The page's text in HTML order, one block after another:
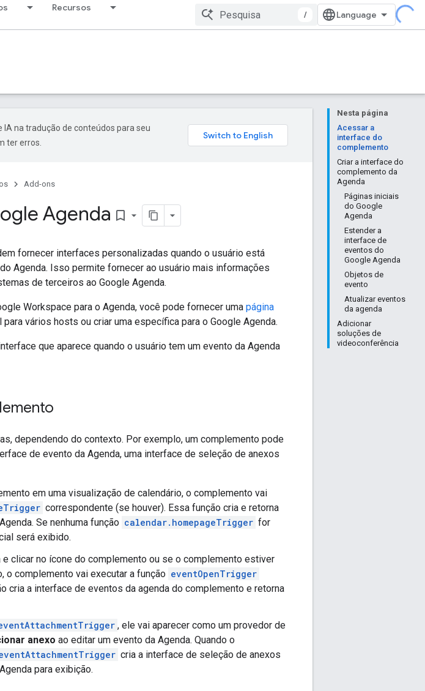
Recursos
/
Nesta página
Acessar a
interface do
complemento
Criar a interface do
complemento da
Agenda
Páginas iniciais
do Google
Agenda
Estender a
interface de
eventos do
Google Agenda
Objetos de
evento
Atualizar eventos
da agenda
Adicionar
soluções de
videoconferência
IA na tradução de conteúdos para seu
ter erros.
Add-ons
Agenda bookmark_border
fornecer interfaces personalizadas quando o usuário está
Agenda. Isso permite fornecer ao usuário mais informações
de terceiros ao Google Agenda.
Workspace para o Agenda, você pode fornecer uma página
vários hosts ou criar uma específica para o Google Agenda.
que aparece quando o usuário tem um evento da Agenda
dependendo do contexto. Por exemplo, um complemento pode
de evento da Agenda, uma interface de seleção de anexos
em uma visualização de calendário, o complemento vai
correspondente (se houver). Essa função cria e retorna
Se nenhuma função calendar.homepageTrigger for
será exibido.
e clicar no ícone do complemento ou se o complemento estiver
o complemento vai executar a função eventOpenTrigger
cria a interface de eventos da agenda do complemento e retorna
, ele vai aparecer como um provedor de
anexo ao editar um evento da Agenda. Quando o
cria a interface de seleção de anexos
para exibição.